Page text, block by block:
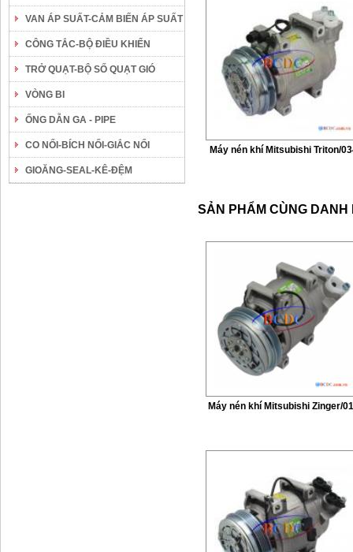
VAN ÁP SUẤT-CẢM BIẾN ÁP SUẤT
CÔNG TẮC-BỘ ĐIỀU KHIỂN
TRỞ QUẠT-BỘ SỐ QUẠT GIÓ
VÒNG BI
ỐNG DẪN GA - PIPE
CO NỐI-BÍCH NỐI-GIẮC NỐI
GIOĂNG-SEAL-KÊ-ĐỆM
Máy nén khí Mitsubishi Triton/
SẢN PHẨM CÙNG
Máy nén khí Mitsubishi Zinger/